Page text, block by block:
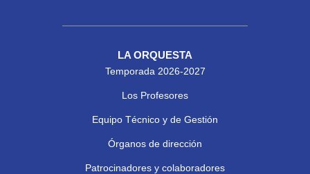
LA ORQUESTA
Temporada 2026-2027
Los Profesores
Equipo Técnico y de Gestión
Órganos de dirección
Patrocinadores y colaboradores